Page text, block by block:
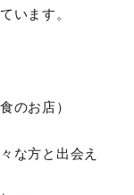
います。
のお店）
な方と出会え